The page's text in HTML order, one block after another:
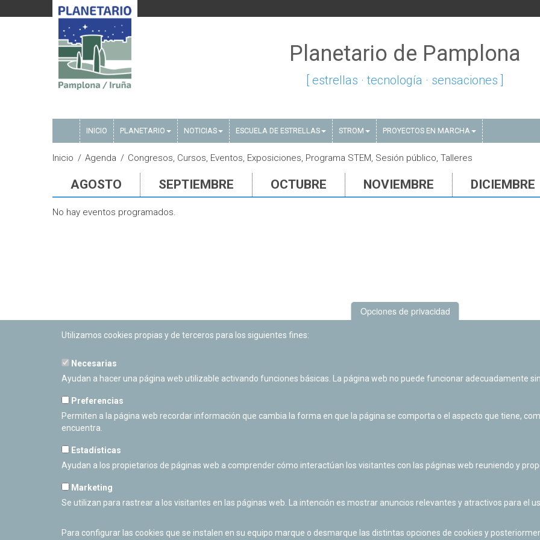
Planetario de Pamplona
[ estrellas · tecnología · sensaciones ]
INICIO PLANETARIO NOTICIAS ESCUELA DE ESTRELLAS STROM PROYECTOS EN MARCHA
Inicio Agenda Congresos, Cursos, Eventos, Exposiciones, Programa STEM, Sesión público, Talleres
AGOSTO SEPTIEMBRE OCTUBRE NOVIEMBRE DICIEMBRE
No hay eventos programados.
PLANETARIO DE PAMPLONA
Calle Sancho RamÃ­rez, s/n
Cerrado Temporalmente
Opciones de privacidad
Utilizamos cookies propias y de terceros para los siguientes fines:
Necesarias
Ayudan a hacer una página web utilizable activando funciones básicas. La página web no puede funcionar adecuadamente
Preferencias
Permiten a la página web recordar información que cambia la forma en que la página se comporta o el aspecto que tiene,
encuentra.
Estadísticas
Ayudan a los propietarios de páginas web a comprender cómo interactúan los visitantes con las páginas web reuniendo y
Marketing
Se utilizan para rastrear a los visitantes en las páginas web. La intención es mostrar anuncios relevantes y atractivos para el
Para configurar las cookies que se instalen en su equipo marque o desmarque las distintas opciones de cookies y